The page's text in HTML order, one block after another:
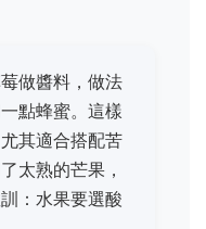
做醬料，做法
點蜂蜜。這樣
其適合搭配苦
太熟的芒果，
：水果要選酸